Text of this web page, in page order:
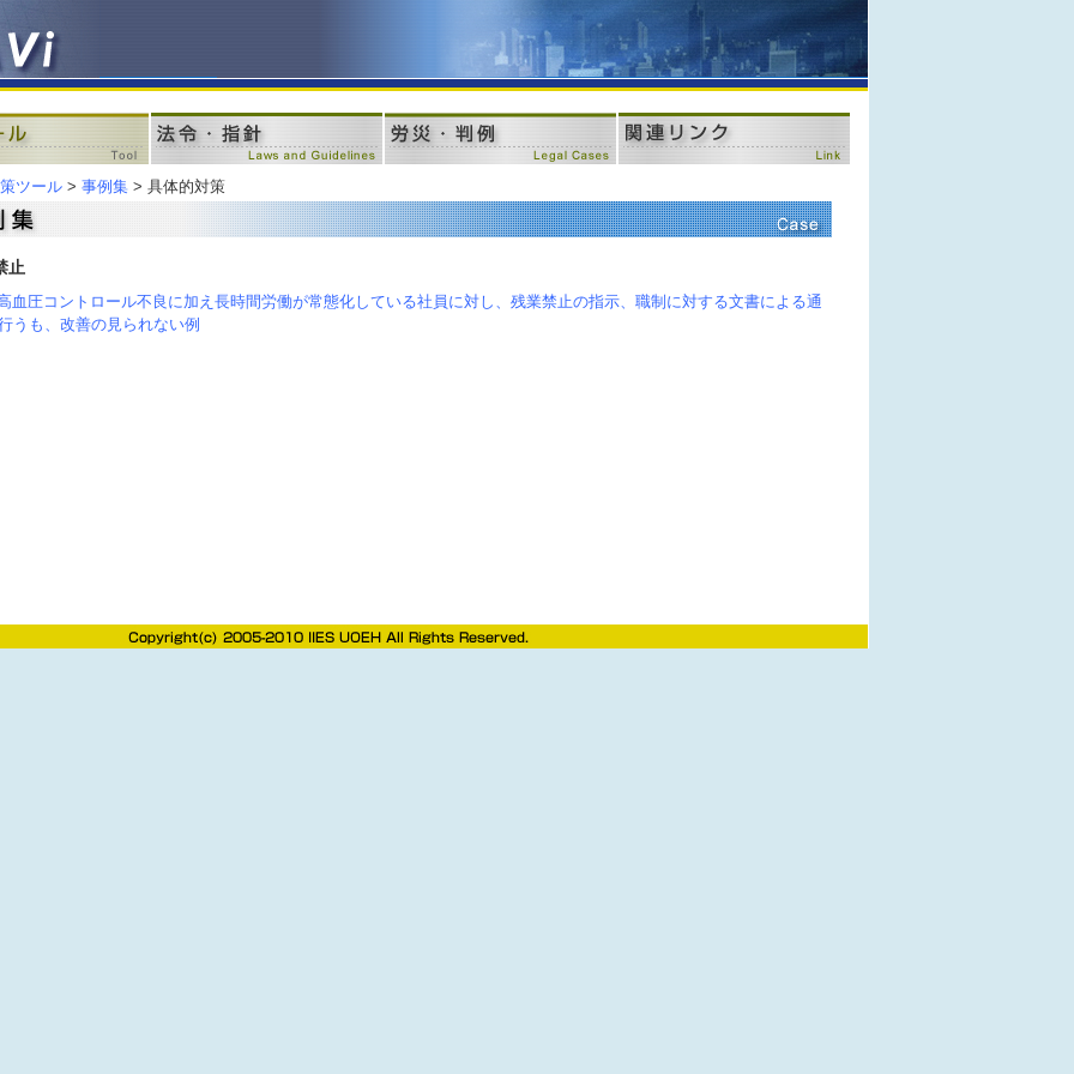
ツール > 事例集 > 具体的対策
止
血圧コントロール不良に加え長時間労働が常態化している社員に対し、残業禁止の指示、職制に対する文書による通
うも、改善の見られない例